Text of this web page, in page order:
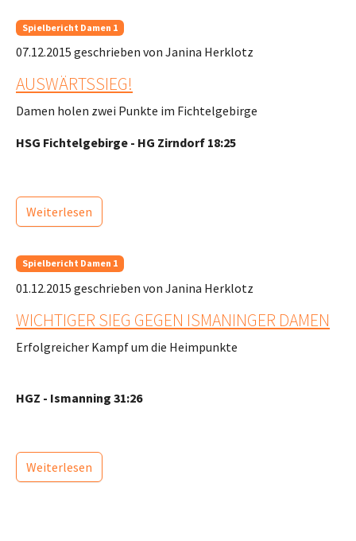
Spielbericht Damen 1
07.12.2015 geschrieben von Janina Herklotz
AUSWÄRTSSIEG!
Damen holen zwei Punkte im Fichtelgebirge
HSG Fichtelgebirge - HG Zirndorf 18:25
Weiterlesen
Spielbericht Damen 1
01.12.2015 geschrieben von Janina Herklotz
WICHTIGER SIEG GEGEN ISMANINGER DAMEN
Erfolgreicher Kampf um die Heimpunkte
HGZ - Ismanning 31:26
Weiterlesen